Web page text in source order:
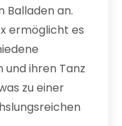
Balladen an.
ermöglicht es
und ihren Tanz
zu einer